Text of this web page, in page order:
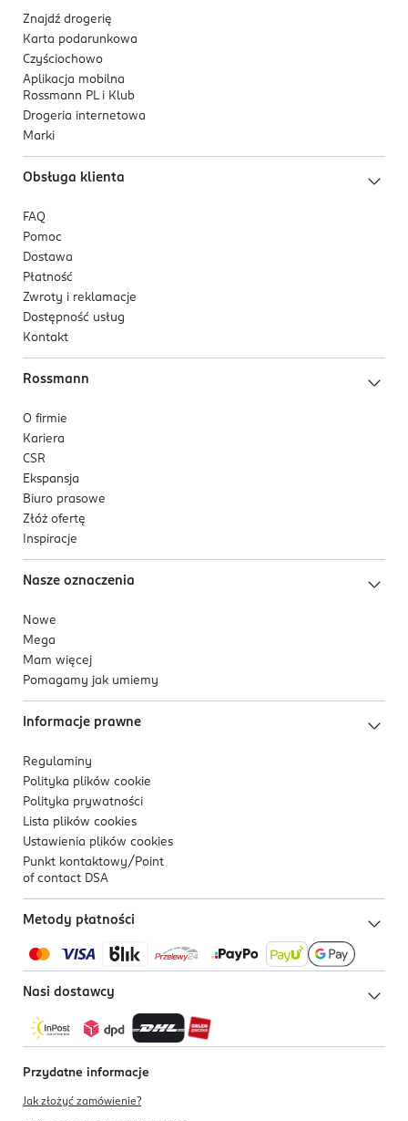
Znajdź drogerię
Karta podarunkowa
Czyściochowo
Aplikacja mobilna
Rossmann PL i Klub
Drogeria internetowa
Marki
Obsługa klienta
FAQ
Pomoc
Dostawa
Płatność
Zwroty i reklamacje
Dostępność usług
Kontakt
Rossmann
O firmie
Kariera
CSR
Ekspansja
Biuro prasowe
Złóż ofertę
Inspiracje
Nasze oznaczenia
Nowe
Mega
Mam więcej
Pomagamy jak umiemy
Informacje prawne
Regulaminy
Polityka plików cookie
Polityka prywatności
Lista plików cookies
Ustawienia plików cookies
Punkt kontaktowy/ Point
of contact DSA
Metody płatności
Nasi dostawcy
Przydatne informacje
Jak złożyć zamówienie?